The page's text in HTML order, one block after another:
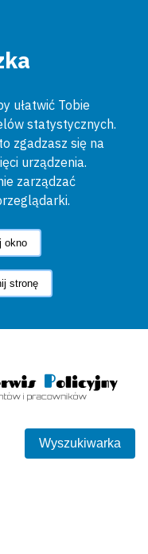
ułatwić Tobie
statystycznych.
zgadzasz się na
urządzenia.
zarządzać
okno
stronę
Wyszukiwarka